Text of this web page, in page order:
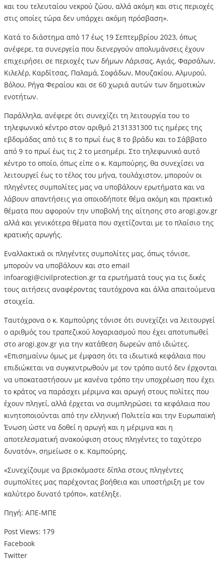
και του τελευταίου νεκρού ζώου, αλλά ακόμη και στις περιοχές
στις οποίες τώρα δεν υπάρχει ακόμη πρόσβαση».
Κατά το διάστημα από 17 έως 19 Σεπτεμβρίου 2023, όπως
ανέφερε, τα συνεργεία που διενεργούν απολυμάνσεις έχουν
επιχειρήσει σε περιοχές των δήμων Λάρισας, Αγιάς, Φαρσάλων,
Κιλελέρ, Καρδίτσας, Παλαμά, Σοφάδων, Μουζακίου, Αλμυρού,
Βόλου, Ρήγα Φεραίου και σε 60 χωριά αυτών των δημοτικών
ενοτήτων.
Παράλληλα, ανέφερε ότι συνεχίζει τη λειτουργία του το
τηλεφωνικό κέντρο στον αριθμό 2131331300 τις ημέρες της
εβδομάδας από τις 8 το πρωί έως 8 το βράδυ και το Σάββατο
από 9 το πρωί έως τις 2 το μεσημέρι. Στο τηλεφωνικό αυτό
κέντρο το οποίο, όπως είπε ο κ. Καμπούρης, θα συνεχίσει να
λειτουργεί έως το τέλος του μήνα, τουλάχιστον, μπορούν οι
πληγέντες συμπολίτες μας να υποβάλουν ερωτήματα και να
λάβουν απαντήσεις για οποιοδήποτε θέμα ακόμη και πρακτικά
θέματα που αφορούν την υποβολή της αίτησης στο arogi.gov.gr
αλλά και γενικότερα θέματα που σχετίζονται με το πλαίσιο της
κρατικής αρωγής.
Εναλλακτικά οι πληγέντες συμπολίτες μας, όπως τόνισε,
μπορούν να υποβάλουν και στο email
infoarogi@civilprotection.gr τα ερωτήματά τους για τις δικές
τους αιτήσεις αναφέροντας ταυτόχρονα και άλλα απαιτούμενα
στοιχεία.
Ταυτόχρονα ο κ. Καμπούρης τόνισε ότι συνεχίζει να λειτουργεί
ο αριθμός του τραπεζικού λογαριασμού που έχει αποτυπωθεί
στο arogi.gov.gr για την κατάθεση δωρεών από ιδιώτες.
«Επισημαίνω όμως με έμφαση ότι τα ιδιωτικά κεφάλαια που
επιδιώκεται να συγκεντρωθούν με τον τρόπο αυτό δεν έρχονται
να υποκαταστήσουν με κανένα τρόπο την υποχρέωση που έχει
το κράτος να παράσχει μέριμνα και αρωγή στους πολίτες που
έχουν πληγεί, αλλά έρχεται να συμπληρώσει τα κεφάλαια που
κινητοποιούνται από την ελληνική Πολιτεία και την Ευρωπαϊκή
Ένωση ώστε να δοθεί η αρωγή και η μέριμνα και η
αποτελεσματική ανακούφιση στους πληγέντες το ταχύτερο
δυνατόν», σημείωσε ο κ. Καμπούρης.
«Συνεχίζουμε να βρισκόμαστε δίπλα στους πληγέντες
συμπολίτες μας παρέχοντας βοήθεια και υποστήριξη με τον
καλύτερο δυνατό τρόπο», κατέληξε.
Πηγή: ΑΠΕ-ΜΠΕ
Post Views: 179
Facebook
Twitter